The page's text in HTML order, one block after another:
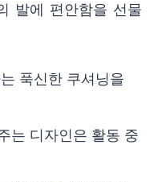
발에 편안함을 선물
푹신한 쿠셔닝을
는 디자인은 활동 중